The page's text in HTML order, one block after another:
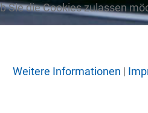
die Cookies zulassen
Weitere Informationen |